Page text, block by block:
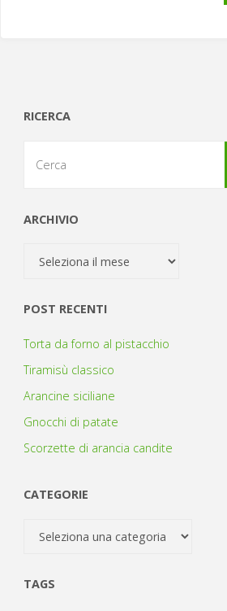
RICERCA
ARCHIVIO
POST RECENTI
Torta da forno al pistacchio
Tiramisù classico
Arancine siciliane
Gnocchi di patate
Scorzette di arancia candite
CATEGORIE
TAGS